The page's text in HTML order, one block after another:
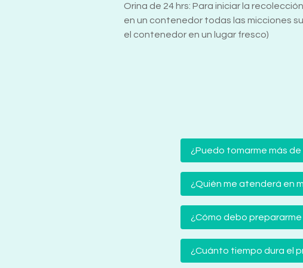
Orina de 24 hrs: Para iniciar la
en un contenedor todas las micciones
el contenedor en un lugar fresco)
¿Puedo tomarme más
¿Quién me atenderá en
¿Cómo debo
¿Cuánto tiempo dura el